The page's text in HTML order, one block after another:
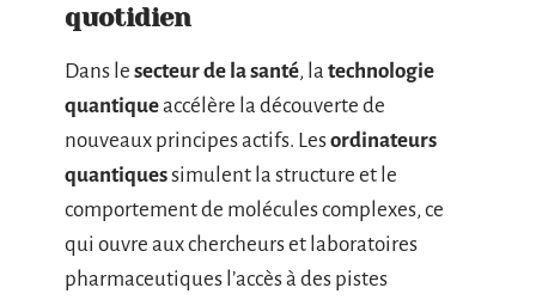
quotidien
Dans le secteur de la santé, la technologie
quantiqueaccélère la découverte de
nouveaux principes actifs. Lesordinateurs
quantiquessimulent la structure et le
comportement de molécules complexes, ce
qui ouvre aux chercheurs et laboratoires
pharmaceutiques l’accès à des pistes